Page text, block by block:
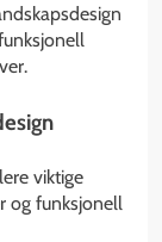
viktige
og funksjonell